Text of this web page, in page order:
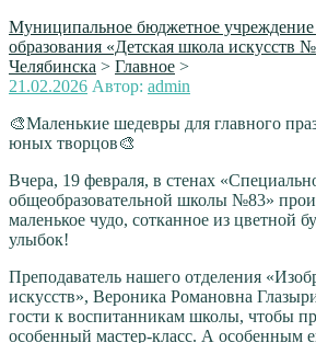
Муниципальное бюджетное учреждение
образования «Детская школа искусств
Челябинска > Главное >
Опубликовано
21.02.2026 Автор: admin
🎨Маленькие шедевры для главного
юных творцов🎨
Вчера, 19 февраля, в стенах
общеобразовательной школы №83»
маленькое чудо, сотканное из цветной
улыбок!
Преподаватель нашего отделения
искусств», Вероника Романовна
гости к воспитанникам школы, чтобы
особенный мастер-класс. А особенным